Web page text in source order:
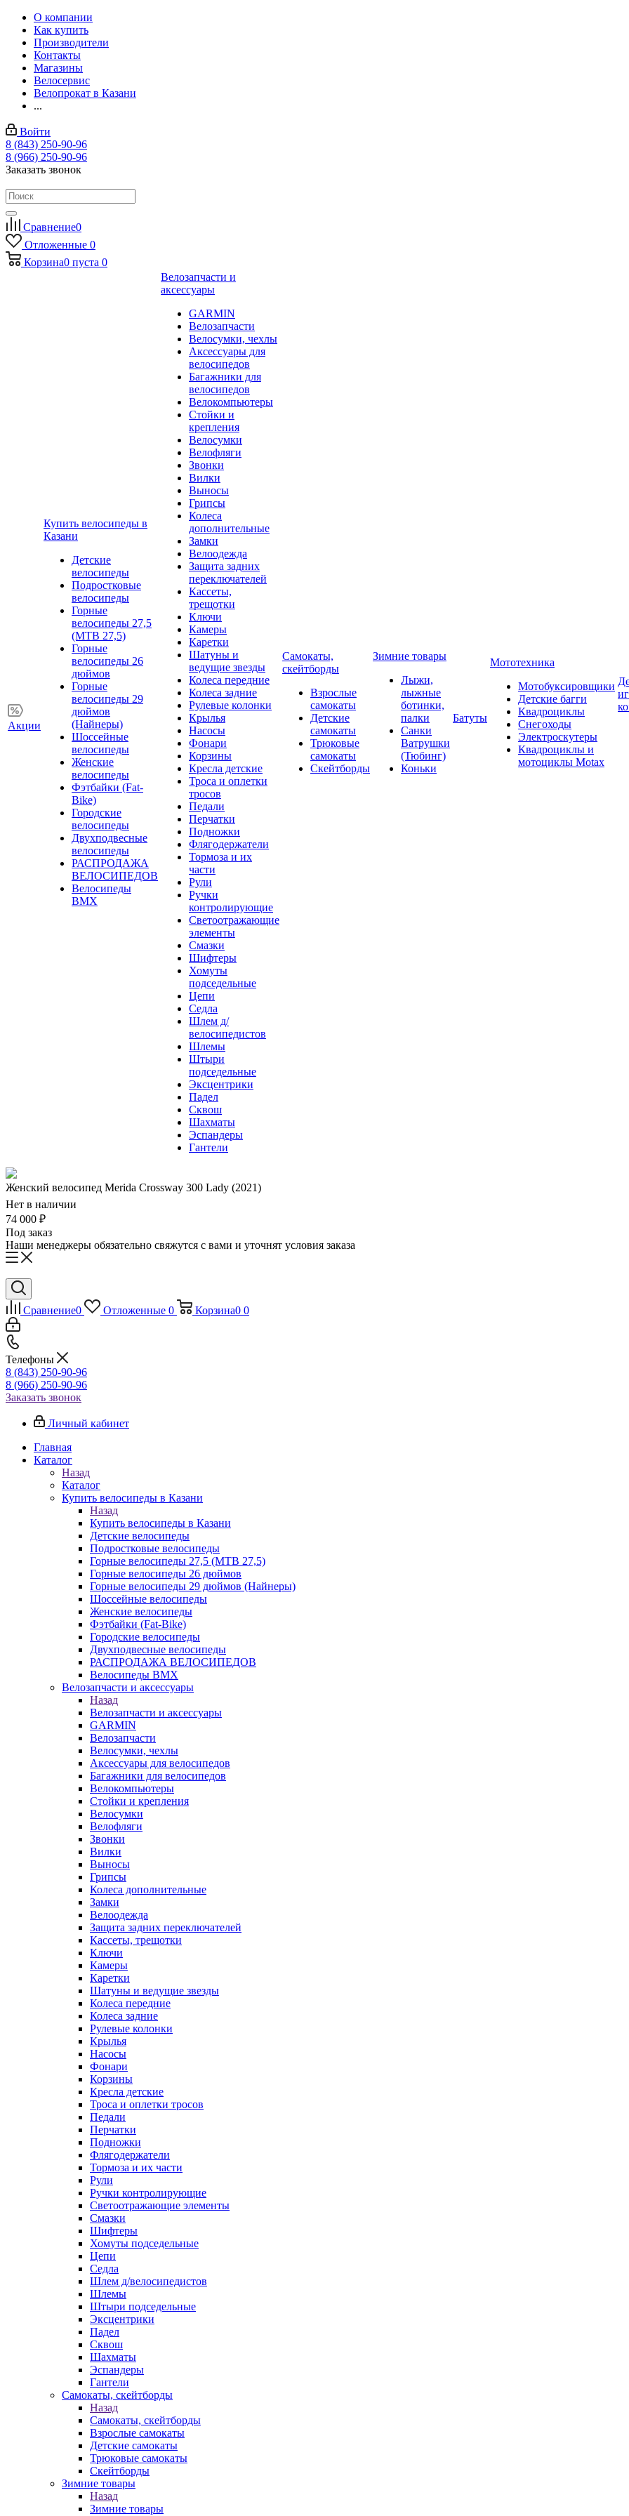
О компании
Как купить
Производители
Контакты
Магазины
Велосервис
Велопрокат в Казани
...
Войти
8 (843) 250-90-96
8 (966) 250-90-96
Заказать звонок
Сравнение0
Отложенные 0
Корзина0 пуста 0
Акции
Купить велосипеды в
Казани
Детские
велосипеды
Подростковые
велосипеды
Горные
велосипеды 27,5
(MTB 27,5)
Горные
велосипеды 26
дюймов
Горные
велосипеды 29
дюймов
(Найнеры)
Шоссейные
велосипеды
Женские
велосипеды
Фэтбайки (Fat-
Bike)
Городские
велосипеды
Двухподвесные
велосипеды
РАСПРОДАЖА
ВЕЛОСИПЕДОВ
Велосипеды
BMX
Велозапчасти и
аксессуары
GARMIN
Велозапчасти
Велосумки, чехлы
Аксессуары для
велосипедов
Багажники для
велосипедов
Велокомпьютеры
Стойки и
крепления
Велосумки
Велофляги
Звонки
Вилки
Выносы
Грипсы
Колеса
дополнительные
Замки
Велоодежда
Защита задних
переключателей
Кассеты,
трещотки
Ключи
Камеры
Каретки
Шатуны и
ведущие звезды
Колеса передние
Колеса задние
Рулевые колонки
Крылья
Насосы
Фонари
Корзины
Кресла детские
Троса и оплетки
тросов
Педали
Перчатки
Подножки
Флягодержатели
Тормоза и их
части
Рули
Ручки
контролирующие
Светоотражающие
элементы
Смазки
Шифтеры
Хомуты
подседельные
Цепи
Седла
Шлем д/
велосипедистов
Шлемы
Штыри
подседельные
Эксцентрики
Падел
Сквош
Шахматы
Эспандеры
Гантели
Самокаты,
скейтборды
Взрослые
самокаты
Детские
самокаты
Трюковые
самокаты
Скейтборды
Зимние товары
Лыжи,
лыжные
ботинки,
палки
Санки
Ватрушки
(Тюбинг)
Коньки
Батуты
Мототехника
Мотобуксировщики
Детские багги
Квадроциклы
Снегоходы
Электроскутеры
Квадроциклы и
мотоциклы Motax
Женский велосипед Merida Crossway 300 Lady (2021)
Нет в наличии
74 000 ₽
Под заказ
Наши менеджеры обязательно свяжутся с вами и уточнят условия заказа
Сравнение0 Отложенные 0 Корзина0 0
Телефоны
8 (843) 250-90-96
8 (966) 250-90-96
Заказать звонок
Личный кабинет
Главная
Каталог
Назад
Каталог
Купить велосипеды в Казани
Назад
Купить велосипеды в Казани
Детские велосипеды
Подростковые велосипеды
Горные велосипеды 27,5 (MTB 27,5)
Горные велосипеды 26 дюймов
Горные велосипеды 29 дюймов (Найнеры)
Шоссейные велосипеды
Женские велосипеды
Фэтбайки (Fat-Bike)
Городские велосипеды
Двухподвесные велосипеды
РАСПРОДАЖА ВЕЛОСИПЕДОВ
Велосипеды BMX
Велозапчасти и аксессуары
Назад
Велозапчасти и аксессуары
GARMIN
Велозапчасти
Велосумки, чехлы
Аксессуары для велосипедов
Багажники для велосипедов
Велокомпьютеры
Стойки и крепления
Велосумки
Велофляги
Звонки
Вилки
Выносы
Грипсы
Колеса дополнительные
Замки
Велоодежда
Защита задних переключателей
Кассеты, трещотки
Ключи
Камеры
Каретки
Шатуны и ведущие звезды
Колеса передние
Колеса задние
Рулевые колонки
Крылья
Насосы
Фонари
Корзины
Кресла детские
Троса и оплетки тросов
Педали
Перчатки
Подножки
Флягодержатели
Тормоза и их части
Рули
Ручки контролирующие
Светоотражающие элементы
Смазки
Шифтеры
Хомуты подседельные
Цепи
Седла
Шлем д/велосипедистов
Шлемы
Штыри подседельные
Эксцентрики
Падел
Сквош
Шахматы
Эспандеры
Гантели
Самокаты, скейтборды
Назад
Самокаты, скейтборды
Взрослые самокаты
Детские самокаты
Трюковые самокаты
Скейтборды
Зимние товары
Назад
Зимние товары